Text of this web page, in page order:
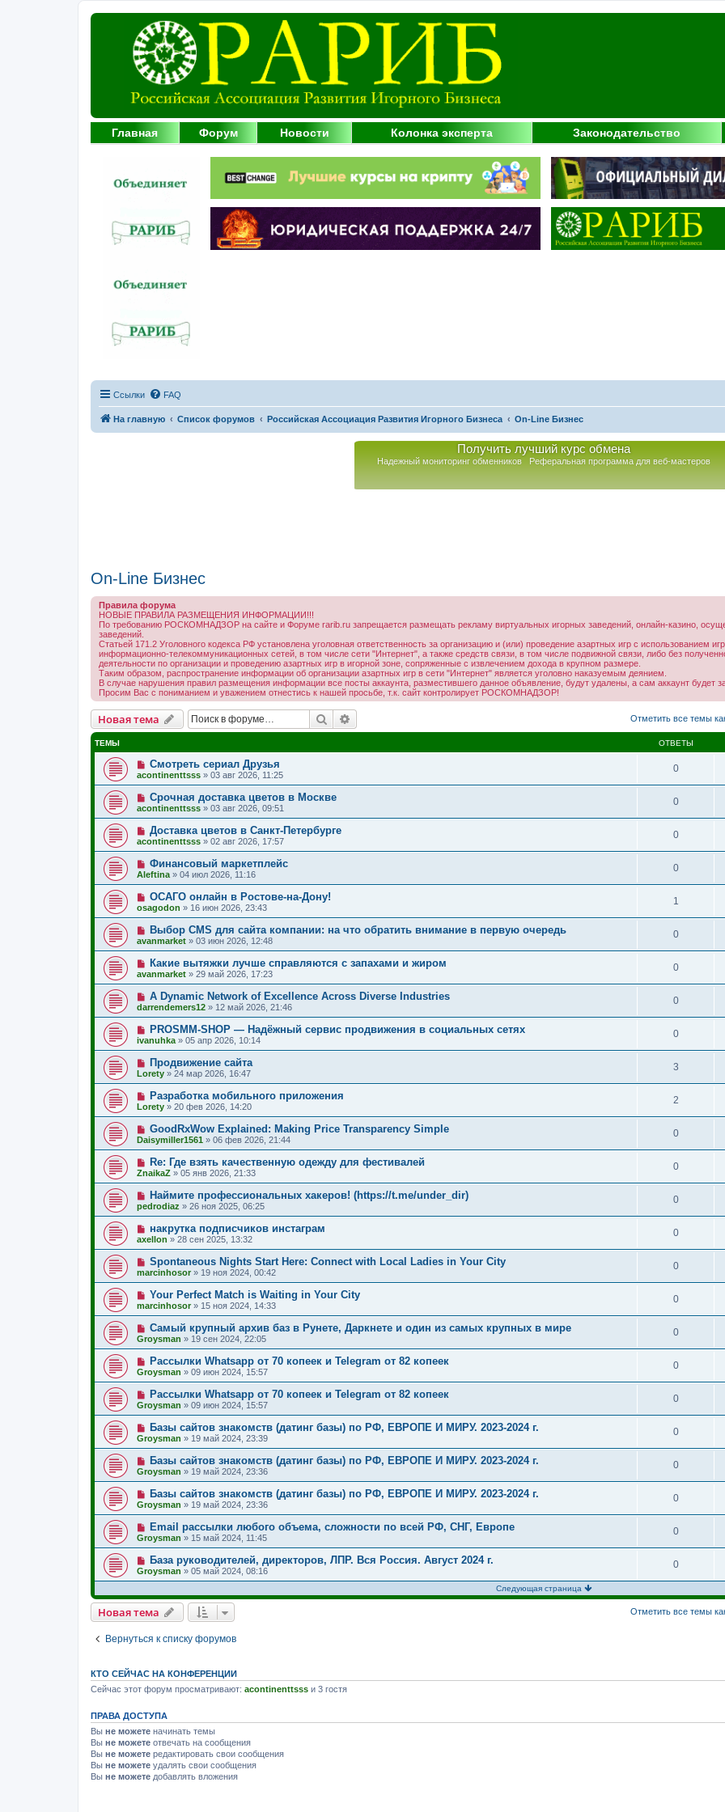
Главная Форум Новости Колонка эксперта Законодательство
Ссылки FAQ
На главную Список форумов Российская Ассоциация Развития Игорного Бизнеса On-Line Бизнес
Получить лучший курс обмена
Надежный мониторинг обменников Реферальная программа для веб-мастеров
On-Line Бизнес
Правила форума
НОВЫЕ ПРАВИЛА РАЗМЕЩЕНИЯ ИНФОРМАЦИИ!!!
По требованию РОСКОМНАДЗОР на сайте и Форуме rarib.ru запрещается размещать рекламу виртуальных игорных заведений, онлайн-казино,
заведений.
Статьей 171.2 Уголовного кодекса РФ установлена уголовная ответственность за организацию и (или) проведение азартных игр с использованием
информационно-телекоммуникационных сетей, в том числе сети "Интернет", а также средств связи, в том числе подвижной связи, либо без
деятельности по организации и проведению азартных игр в игорной зоне, сопряженные с извлечением дохода в крупном размере.
Таким образом, распространение информации об организации азартных игр в сети "Интернет" является уголовно наказуемым деянием.
В случае нарушения правил размещения информации все посты аккаунта, разместившего данное объявление, будут удалены, а сам аккаунт будет
Просим Вас с пониманием и уважением отнестись к нашей просьбе, т.к. сайт контролирует РОСКОМНАДЗОР!
Новая тема Поиск Отметить все темы
ТЕМЫ ОТВЕТЫ
Смотреть сериал Друзья
acontinenttsss » 03 авг 2026, 11:25
0
Срочная доставка цветов в Москве
acontinenttsss » 03 авг 2026, 09:51
0
Доставка цветов в Санкт-Петербурге
acontinenttsss » 02 авг 2026, 17:57
0
Финансовый маркетплейс
Aleftina » 04 июл 2026, 11:16
0
ОСАГО онлайн в Ростове-на-Дону!
osagodon » 16 июн 2026, 23:43
1
Выбор CMS для сайта компании: на что обратить внимание в первую очередь
avanmarket » 03 июн 2026, 12:48
0
Какие вытяжки лучше справляются с запахами и жиром
avanmarket » 29 май 2026, 17:23
0
A Dynamic Network of Excellence Across Diverse Industries
darrendemers12 » 12 май 2026, 21:46
0
PROSMM-SHOP — Надёжный сервис продвижения в социальных сетях
ivanuhka » 05 апр 2026, 10:14
0
Продвижение сайта
Lorety » 24 мар 2026, 16:47
3
Разработка мобильного приложения
Lorety » 20 фев 2026, 14:20
2
GoodRxWow Explained: Making Price Transparency Simple
Daisymiller1561 » 06 фев 2026, 21:44
0
Re: Где взять качественную одежду для фестивалей
ZnaikaZ » 05 янв 2026, 21:33
0
Наймите профессиональных хакеров! (https://t.me/under_dir)
pedrodiaz » 26 ноя 2025, 06:25
0
накрутка подписчиков инстаграм
axellon » 28 сен 2025, 13:32
0
Spontaneous Nights Start Here: Connect with Local Ladies in Your City
marcinhosor » 19 ноя 2024, 00:42
0
Your Perfect Match is Waiting in Your City
marcinhosor» 15 ноя 2024, 14:33
0
Самый крупный архив баз в Рунете, Даркнете и один из самых крупных в мире
Groysman » 19 сен 2024, 22:05
0
Рассылки Whatsapp от 70 копеек и Telegram от 82 копеек
Groysman » 09 июн 2024, 15:57
0
Рассылки Whatsapp от 70 копеек и Telegram от 82 копеек
Groysman » 09 июн 2024, 15:57
0
Базы сайтов знакомств (датинг базы) по РФ, ЕВРОПЕ И МИРУ. 2023-2024 г.
Groysman » 19 май 2024, 23:39
0
Базы сайтов знакомств (датинг базы) по РФ, ЕВРОПЕ И МИРУ. 2023-2024 г.
Groysman » 19 май 2024, 23:36
0
Базы сайтов знакомств (датинг базы) по РФ, ЕВРОПЕ И МИРУ. 2023-2024 г.
Groysman » 19 май 2024, 23:36
0
Email рассылки любого объема, сложности по всей РФ, СНГ, Европе
Groysman » 15 май 2024, 11:45
0
База руководителей, директоров, ЛПР. Вся Россия. Август 2024 г.
Groysman » 05 май 2024, 08:16
0
Следующая страница
Новая тема Отметить все темы
Вернуться к списку форумов
КТО СЕЙЧАС НА КОНФЕРЕНЦИИ
Сейчас этот форум просматривают: acontinenttsss и 3 гостя
ПРАВА ДОСТУПА
Вы не можете начинать темы
Вы не можете отвечать на сообщения
Вы не можете редактировать свои сообщения
Вы не можете удалять свои сообщения
Вы не можете добавлять вложения